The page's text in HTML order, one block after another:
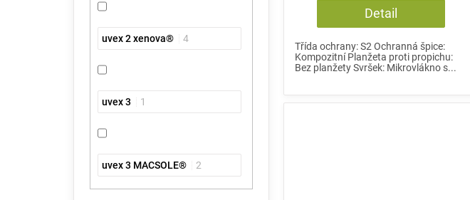
uvex 2 xenova® 4
uvex 3 1
uvex 3 MACSOLE® 2
Detail
Třída ochrany: S2 Ochranná špice:
Kompozitní Planžeta proti propichu:
Bez planžety Svršek: Mikrovlákno s...